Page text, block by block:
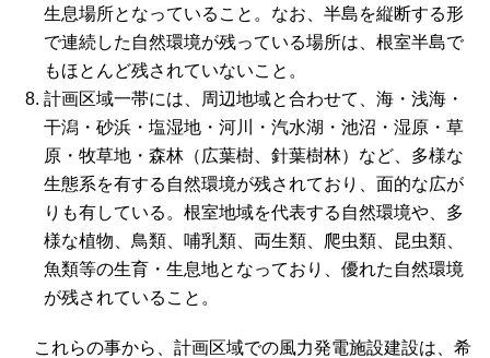
生息場所となっていること。なお、半島を縦断する形
で連続した自然環境が残っている場所は、根室半島で
もほとんど残されていないこと。
計画区域一帯には、周辺地域と合わせて、海・浅海・
干潟・砂浜・塩湿地・河川・汽水湖・池沼・湿原・草
原・牧草地・森林（広葉樹、針葉樹林）など、多様な
生態系を有する自然環境が残されており、面的な広が
りも有している。根室地域を代表する自然環境や、多
様な植物、鳥類、哺乳類、両生類、爬虫類、昆虫類、
魚類等の生育・生息地となっており、優れた自然環境
が残されていること。
これらの事から、計画区域での風力発電施設建設は、希